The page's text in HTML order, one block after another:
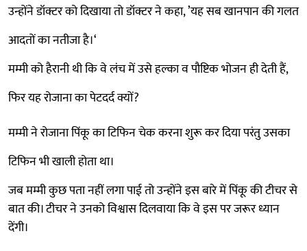
उन्होंने डॉक्टर को दिखाया तो डॉक्टर ने कहा, ’यह सब खानपान की गलत
आदतों का नतीजा है।‘
मम्मी को हैरानी थी कि वे लंच में उसे हल्का व पौष्टिक भोजन ही देती हैं,
फिर यह रोजाना का पेटदर्द क्यों?
मम्मी ने रोजाना पिंकू का टिफिन चेक करना शुरू कर दिया परंतु उसका
टिफिन भी खाली होता था।
जब मम्मी कुछ पता नहीं लगा पाई तो उन्होंने इस बारे में पिंकू की टीचर से
बात की। टीचर ने उनको विश्वास दिलवाया कि वे इस पर जरूर ध्यान
देंगी।